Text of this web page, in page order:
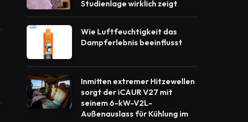
Studienlage wirklich zeigt
Wie Luftfeuchtigkeit das
Dampferlebnis beeinflusst
Inmitten extremer Hitzewellen
sorgt der iCAUR V27 mit
seinem 6-kW-V2L-
Außenauslass für Kühlung im